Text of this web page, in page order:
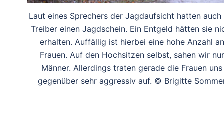
Laut eines Sprechers der Jagdaufsicht hatten auch
Treiber einen Jagdschein. Ein Entgeld hätten sie
erhalten. Auffällig ist hierbei eine hohe Anzahl an
Frauen. Auf den Hochsitzen selbst, sahen wir nur
Männer. Allerdings traten gerade die Frauen uns
gegenüber sehr aggressiv auf. © Brigitte